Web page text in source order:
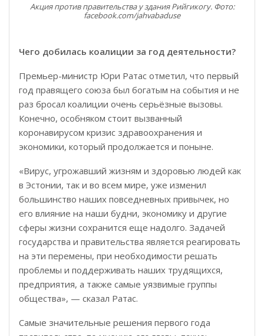
Акция против правительства у здания Рийгикогу. Фото:
facebook.com/jahvabaduse
Чего добилась коалиции за год деятельности?
Премьер-министр Юри Ратас отметил, что первый
год правящего союза был богатым на события и не
раз бросал коалиции очень серьёзные вызовы.
Конечно, особняком стоит вызванный
коронавирусом кризис здравоохранения и
экономики, который продолжается и поныне.
«Вирус, угрожавший жизням и здоровью людей как
в Эстонии, так и во всем мире, уже изменил
большинство наших повседневных привычек, но
его влияние на наши будни, экономику и другие
сферы жизни сохранится еще надолго. Задачей
государства и правительства является реагировать
на эти перемены, при необходимости решать
проблемы и поддерживать наших трудящихся,
предприятия, а также самые уязвимые группы
общества», — сказал Ратас.
Самые значительные решения первого года